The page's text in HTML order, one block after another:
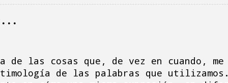
madre, porque soy un desastre,
ha sido un día de dimes y diretes,
el blog languidezca. Al turrón... Al
lleno de costuras dentales
de las cosas que, de vez en cuando,
de las palabras que